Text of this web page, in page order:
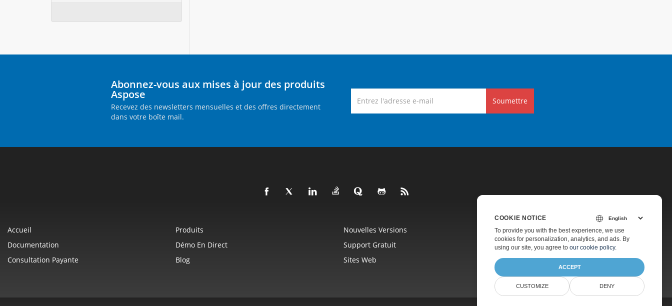
Abonnez-vous aux mises à jour des produits
Aspose
Recevez des newsletters mensuelles et des offres directement
dans votre boîte mail.
Soumettre
Accueil Produits Nouvelles Versions
Tarification
Documentation
Démo En Direct Support Gratuit
Support Payant
Consultation Payante
Blog Sites Web À Propos
COOKIE NOTICE
To provide you with the best experience, we use
cookies for personalization, analytics, and ads. By
using our site, you agree to our cookie policy.
ACCEPT
CUSTOMIZE DENY